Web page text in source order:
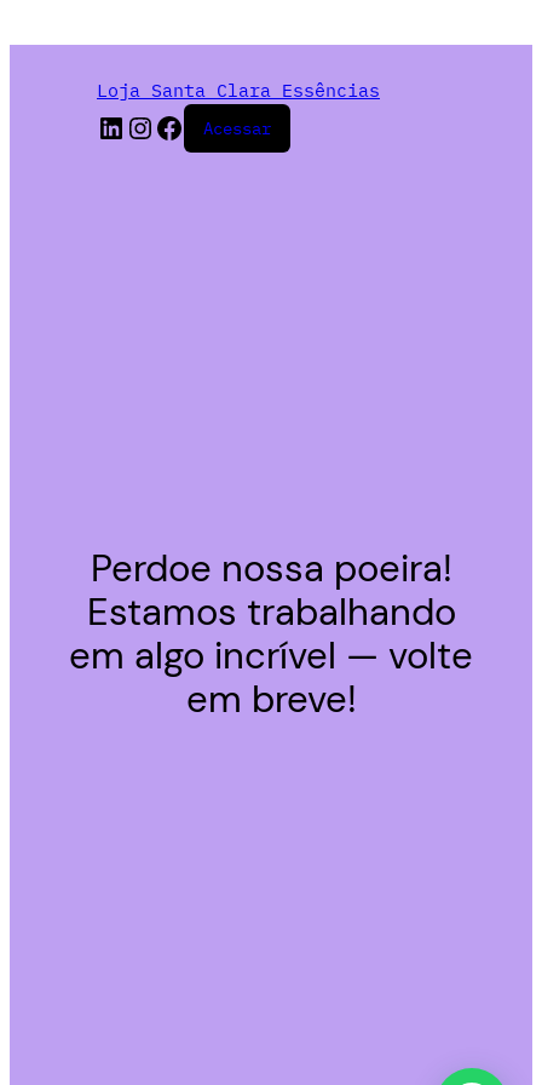
Loja Santa Clara Essências
Acessar
Perdoe nossa poeira!
Estamos trabalhando
em algo incrível — volte
em breve!